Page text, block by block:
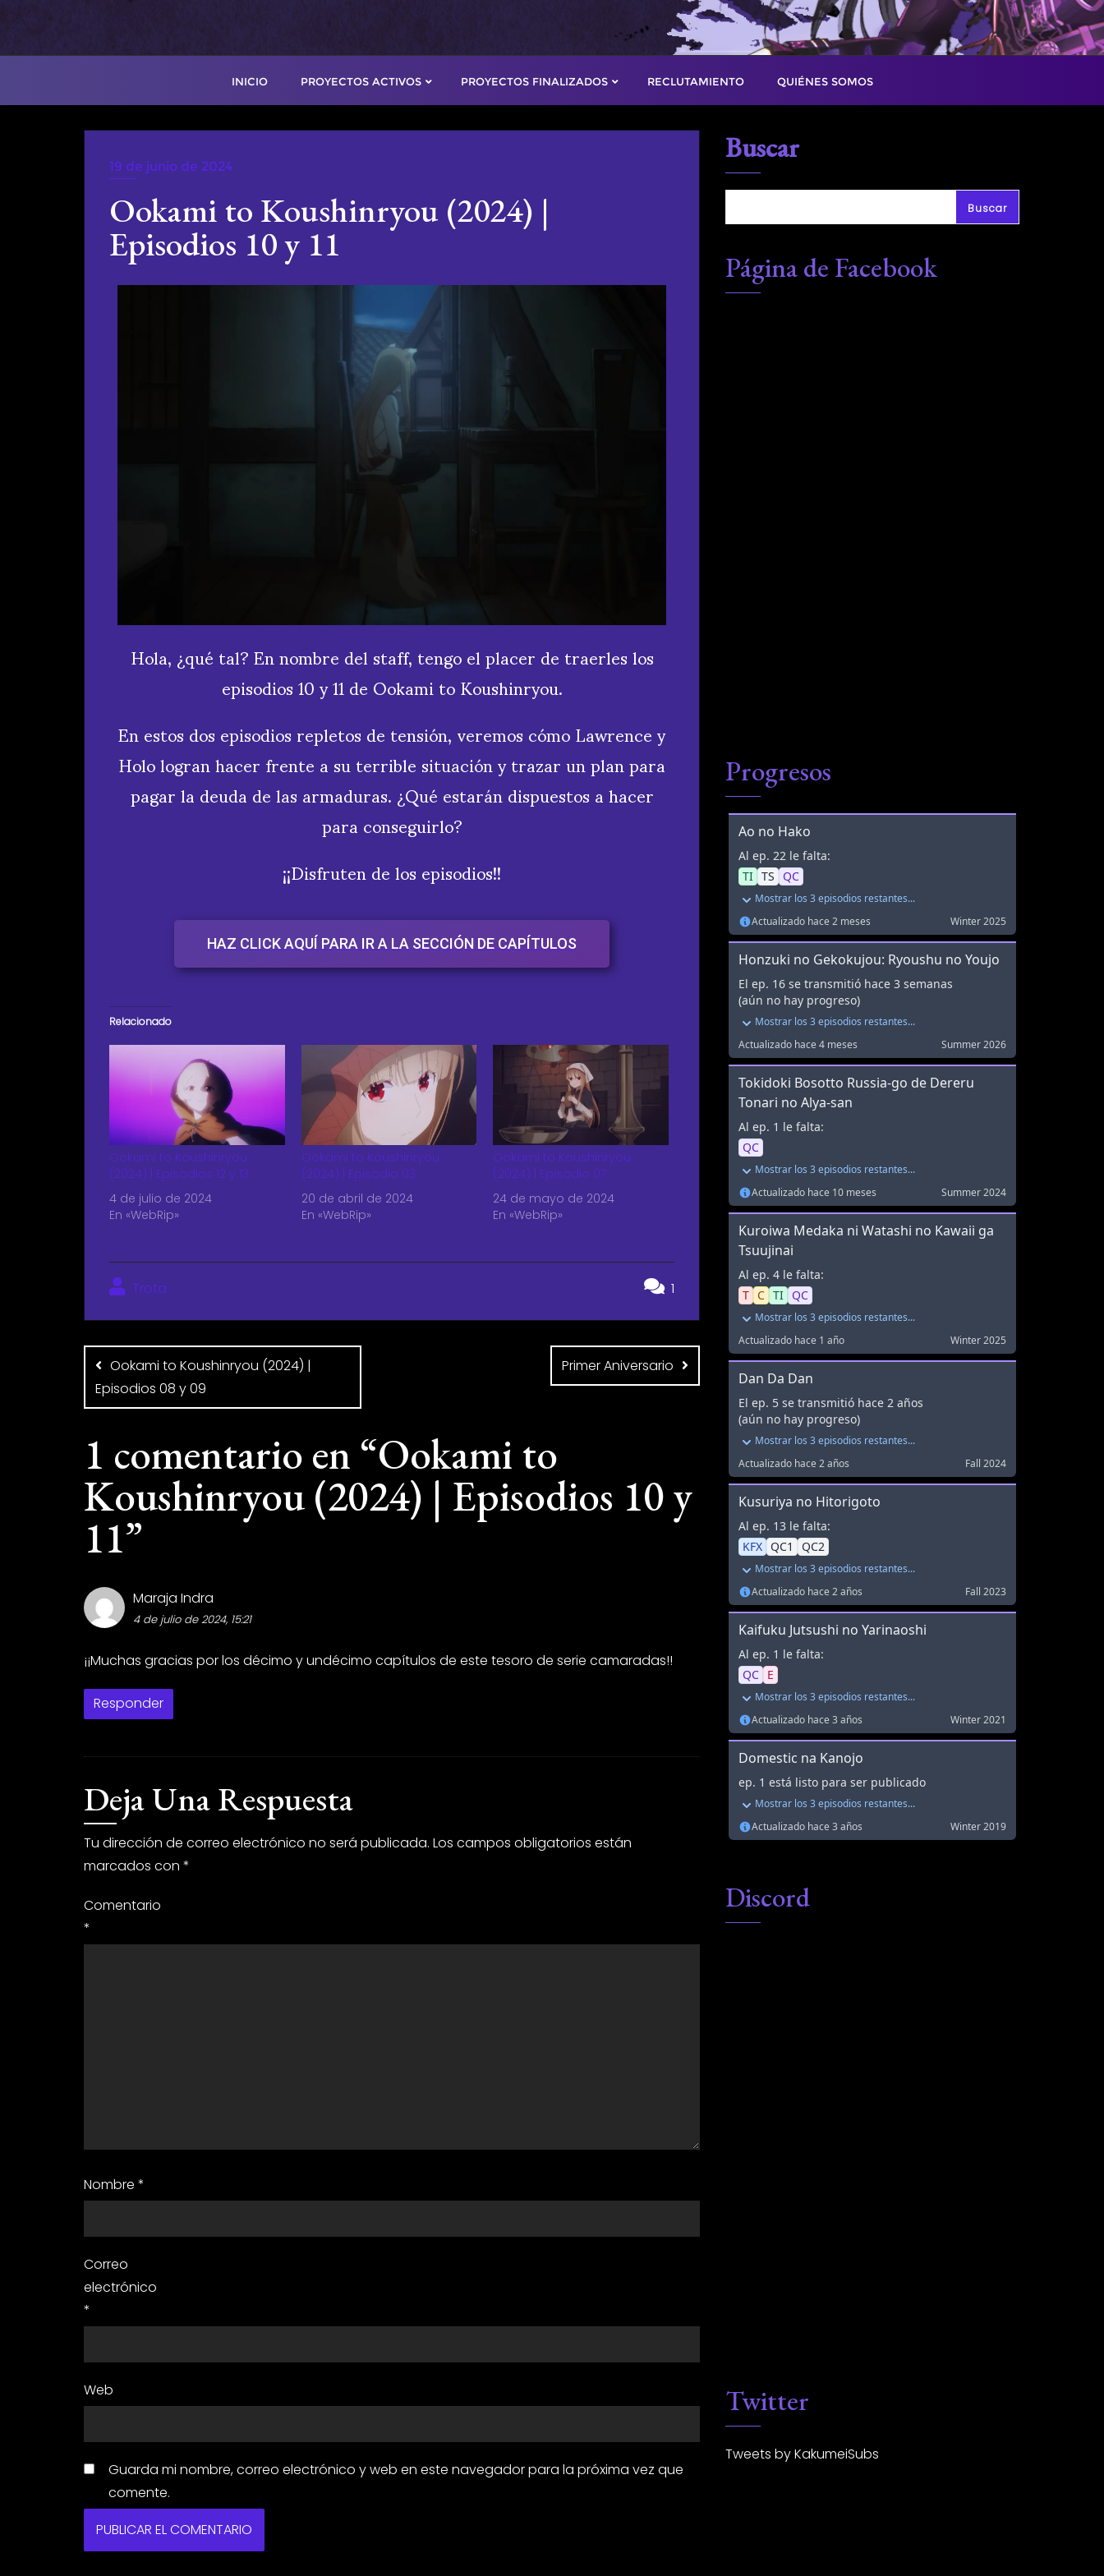
INICIO PROYECTOS ACTIVOS PROYECTOS FINALIZADOS RECLUTAMIENTO QUIÉNES SOMOS
WEBRIP
19 de junio de 2024
Ookami to Koushinryou (2024) |
Episodios 10 y 11
Hola, ¿qué tal? En nombre del staff, tengo el placer de traerles los
episodios 10 y 11 de Ookami to Koushinryou.
En estos dos episodios repletos de tensión, veremos cómo Lawrence y
Holo logran hacer frente a su terrible situación y trazar un plan para
pagar la deuda de las armaduras. ¿Qué estarán dispuestos a hacer
para conseguirlo?
¡¡Disfruten de los episodios!!
HAZ CLICK AQUÍ PARA IR A LA SECCIÓN DE CAPÍTULOS
Relacionado
Ookami to Koushinryou
(2024) | Episodios 12 y 13
4 de julio de 2024
En «WebRip»
Ookami to Koushinryou
(2024) | Episodio 03
20 de abril de 2024
En «WebRip»
Ookami to Koushinryou
(2024) | Episodio 07
24 de mayo de 2024
En «WebRip»
Trota 1
Ookami to Koushinryou (2024) |
Episodios 08 y 09
Primer Aniversario
1 comentario en “Ookami to
Koushinryou (2024) | Episodios 10 y
11”
Maraja Indra
4 de julio de 2024, 15:21
¡¡Muchas gracias por los décimo y undécimo capítulos de este tesoro de serie camaradas!!
Responder
Deja Una Respuesta
Tu dirección de correo electrónico no será publicada. Los campos obligatorios están
marcados con *
Comentario
*
Nombre *
Correo
electrónico
*
Web
Guarda mi nombre, correo electrónico y web en este navegador para la próxima vez que
comente.
Buscar
Buscar
Página de Facebook
Progresos
Discord
Twitter
Tweets by KakumeiSubs